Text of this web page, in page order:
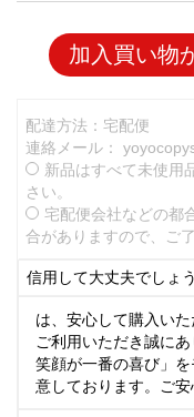
加入買い物
配達方法：宅配便
連絡メール：
新品はすべて未使用
さい。
宅配便会社などの都
合がありますので、ご
信用して大丈夫でしょ
は、安心して購入い
ご利用いただき誠に
笑顔が一番の喜び」
意しております。ご安